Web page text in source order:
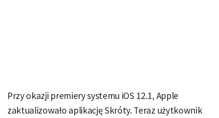
Przy okazji premiery systemu iOS 12.1, Apple
zaktualizowało aplikację Skróty. Teraz użytkownik